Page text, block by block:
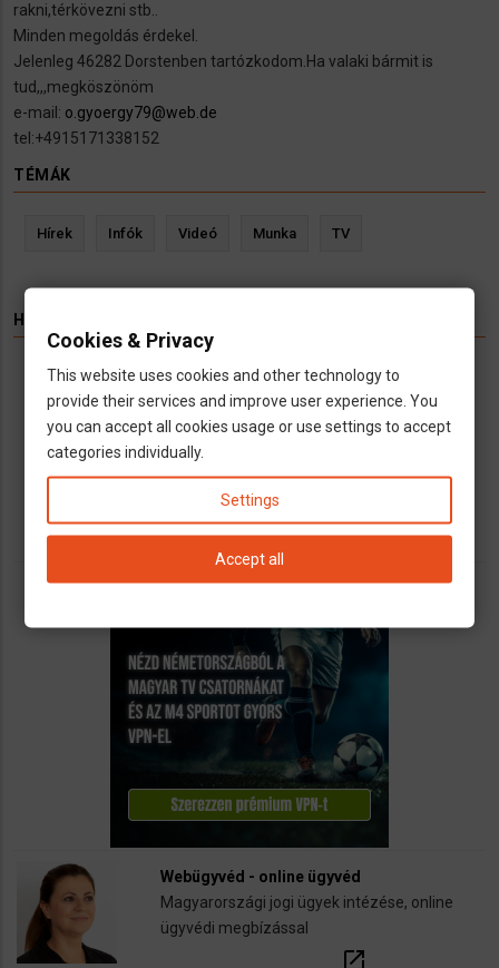
rakni,térkövezni stb..
Minden megoldás érdekel.
Jelenleg 46282 Dorstenben tartózkodom.Ha valaki bármit is
tud,,,megköszönöm
e-mail: o.gyoergy79@web.de
tel:+4915171338152
TÉMÁK
Hírek Infók Videó Munka TV
HIRDETÉS
Könyvelés kizárólag cégeknek
Vállalkozások számára kínálunk teljeskörű
könyvelési és adószakügyvédi
szolgáltatásokat
call
Webügyvéd - online ügyvéd
Magyarországi jogi ügyek intézése, online
ügyvédi megbízással
open_in_new
Cookies & Privacy
This website uses cookies and other technology to
provide their services and improve user experience. You
you can accept all cookies usage or use settings to accept
categories individually.
Settings
Accept all